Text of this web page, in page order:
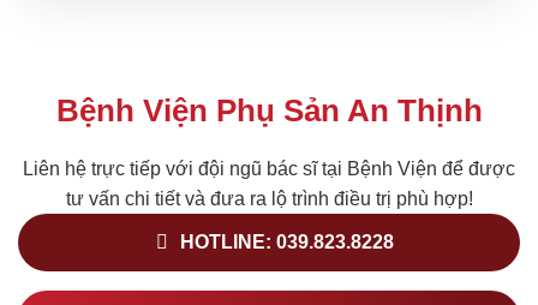
Bệnh Viện Phụ Sản An Thịnh
Liên hệ trực tiếp với đội ngũ bác sĩ tại Bệnh Viện để được
tư vấn chi tiết và đưa ra lộ trình điều trị phù hợp!
HOTLINE: 039.823.8228